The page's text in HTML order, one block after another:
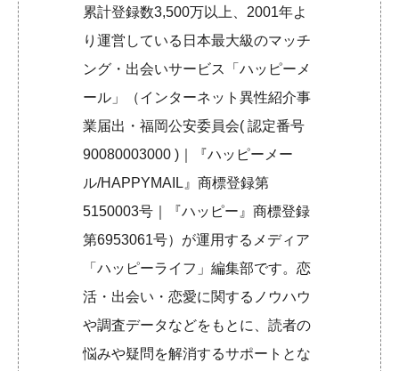
累計登録数3,500万以上、2001年よ
り運営している日本最大級のマッチ
ング・出会いサービス「ハッピーメ
ール」（インターネット異性紹介事
業届出・福岡公安委員会( 認定番号
90080003000 )｜『ハッピーメー
ル/HAPPYMAIL』商標登録第
5150003号｜『ハッピー』商標登録
第6953061号）が運用するメディア
「ハッピーライフ」編集部です。恋
活・出会い・恋愛に関するノウハウ
や調査データなどをもとに、読者の
悩みや疑問を解消するサポートとな